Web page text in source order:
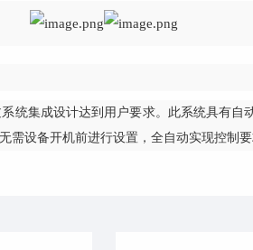
集成设计达到用户要求。此系统具有自
设备开机前进行设置，全自动实现控制要